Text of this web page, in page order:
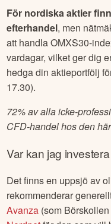
För nordiska aktier
efterhandel, men
att handla OMXS30-
vardagar, vilket ger dig
hedga din aktieportfölj
17.30).
72% av alla icke-
CFD-handel hos den
Var kan jag
Det finns en uppsjö av
rekommenderar
Avanza (som